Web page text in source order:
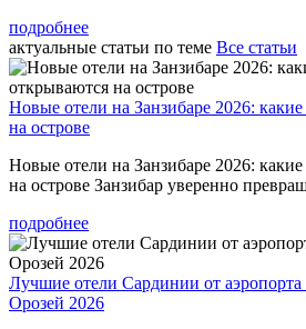
подробнее
актуальные статьи по теме Все статьи
Новые отели на Занзибаре 2026:
на острове
Новые отели на Занзибаре 2026:
на острове Занзибар уверенно
подробнее
Лучшие отели Сардинии от аэропорта
Орозей 2026